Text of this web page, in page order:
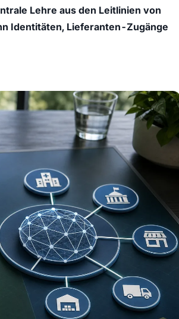
Lehre aus den Leitlinien von
Identitäten, Lieferanten-Zugänge